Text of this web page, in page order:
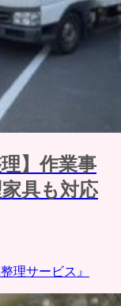
】作業事
具も対応
理サービス』